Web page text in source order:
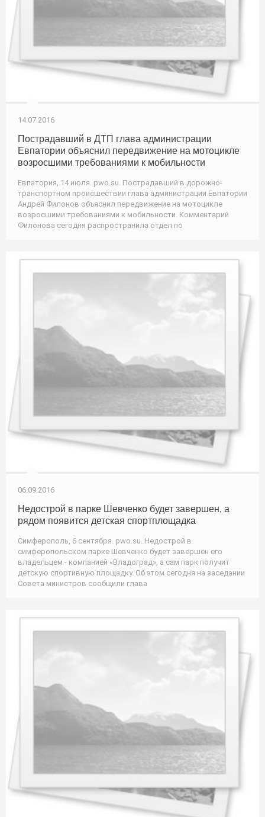
14.07.2016
Пострадавший в ДТП глава администрации
Евпатории объяснил передвижение на мотоцикле
возросшими требованиями к мобильности
Евпатория, 14 июля. pwo.su. Пострадавший в дорожно-
транспортном происшествии глава администрации Евпатории
Андрей Филонов объяснил передвижение на мотоцикле
возросшими требованиями к мобильности. Комментарий
Филонова сегодня распространила отдел по
06.09.2016
Недострой в парке Шевченко будет завершен, а
рядом появится детская спортплощадка
Симферополь, 6 сентября. pwo.su. Недострой в
симферопольском парке Шевченко будет завершён его
владельцем - компанией «Владоград», а сам парк получит
детскую спортивную площадку. Об этом сегодня на заседании
Совета министров сообщили глава